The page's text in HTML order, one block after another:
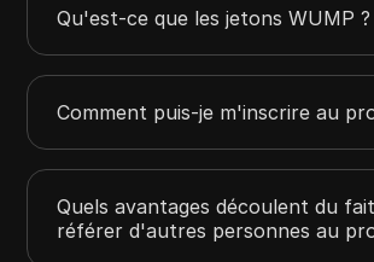
Qu'est-ce que les jetons WUMP ?
Comment puis-je m'inscrire au
Quels avantages découlent du
référer d'autres personnes au